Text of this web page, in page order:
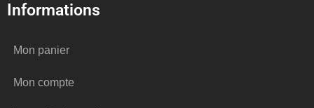
Informations
Mon panier
Mon compte